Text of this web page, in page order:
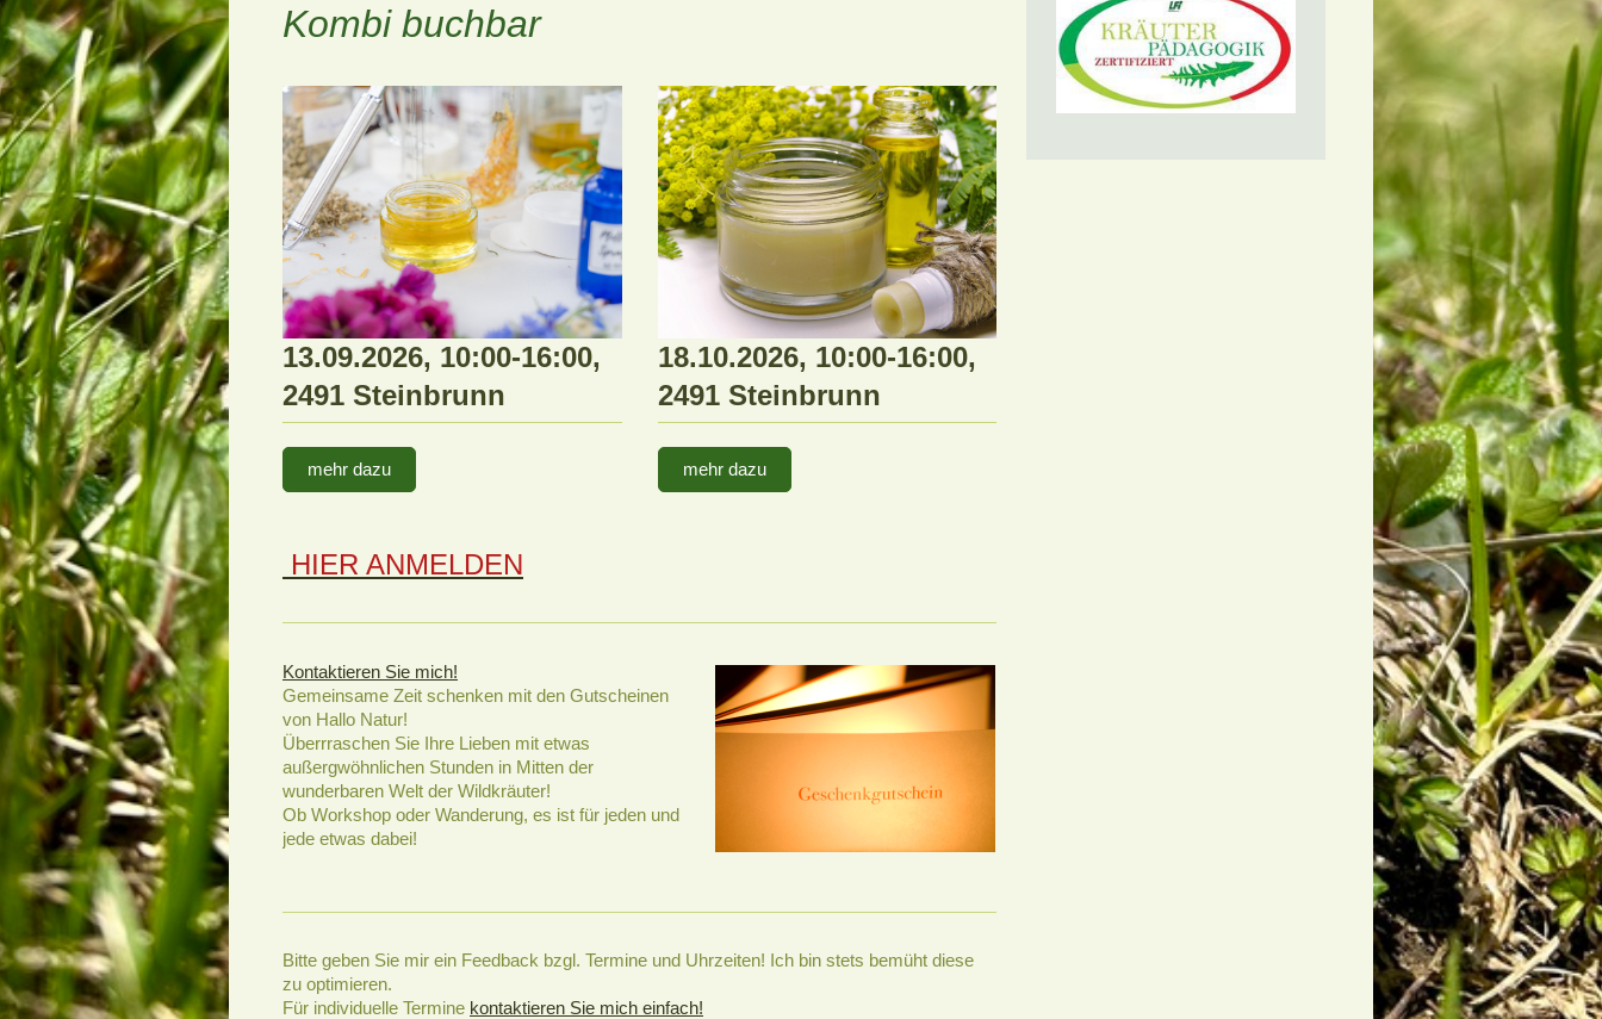
Kombi buchbar
13.09.2026, 10:00-16:00,
2491 Steinbrunn
mehr dazu
18.10.2026, 10:00-16:00,
2491 Steinbrunn
mehr dazu
HIER ANMELDEN
Kontaktieren Sie mich!
Gemeinsame Zeit schenken mit den Gutscheinen
von Hallo Natur!
Überrraschen Sie Ihre Lieben mit etwas
außergwöhnlichen Stunden in Mitten der
wunderbaren Welt der Wildkräuter!
Ob Workshop oder Wanderung, es ist für jeden und
jede etwas dabei!
Bitte geben Sie mir ein Feedback bzgl. Termine und Uhrzeiten! Ich bin stets bemüht diese
zu optimieren.
Für individuelle Termine kontaktieren Sie mich einfach!